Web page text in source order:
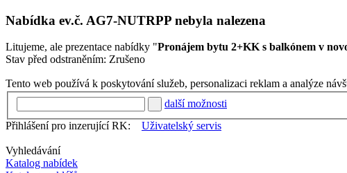
Nabídka ev.č. AG7-NUTRPP nebyla nalezena
Litujeme, ale prezentace nabídky "Pronájem bytu 2+KK s balkónem v
Stav před odstraněním: Zrušeno
Tento web používá k poskytování služeb, personalizaci reklam a analýze
další možnosti
Přihlášení pro inzerující RK:
Uživatelský servis
Vyhledávání
Katalog nabídek